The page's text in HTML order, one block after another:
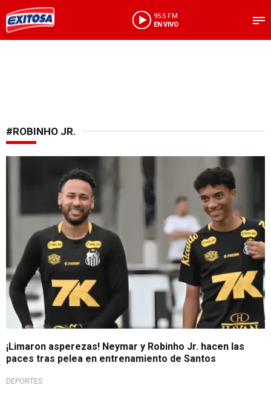
95.5 FM
EN VIVO
#ROBINHO JR.
¡Limaron asperezas! Neymar y Robinho Jr. hacen las
paces tras pelea en entrenamiento de Santos
DEPORTES